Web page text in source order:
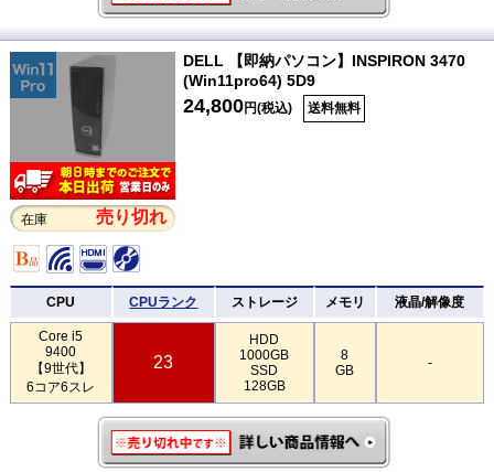
在庫 売り切れ
DELL 【即納パソコン】INSPIRON 3470
(Win11pro64) 5D9
24,800円(税込) 送料無料
CPU CPUランク ストレージ メモリ 液晶/解像度
Core i5
9400
【9世代】
6コア6スレ
23
HDD
1000GB
SSD
128GB
8
GB
-